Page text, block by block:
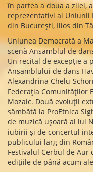
în partea a doua a zilei,
reprezentativi ai Uniunii
din București, Ilios din
Uniunea Democrată a
scenă Ansamblul de
Un recital de excepție a
Ansamblului de dans
Alexandrina Chelu-
Federația Comunităților
Mozaic. Două evoluții
sâmbătă la ProEtnica
de muzică ușoară al lui
iubirii și de concertul
publicului larg din
Festivalul Cerbul de
edițiile de până acum